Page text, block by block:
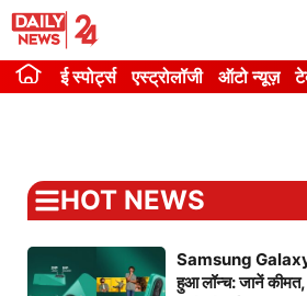
Skip
contentई स्पोर्ट्स एस्ट्रोलॉजी ऑटो न्यूज़
HOT NEWS
Samsung
हुआ लॉन्च: जानें